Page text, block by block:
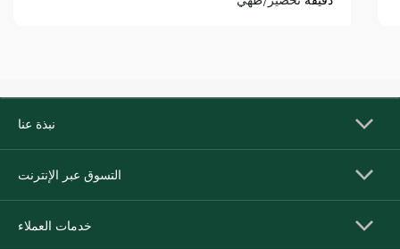
نبذة عنا
التسوق عبر الإنترنت
خدمات العملاء